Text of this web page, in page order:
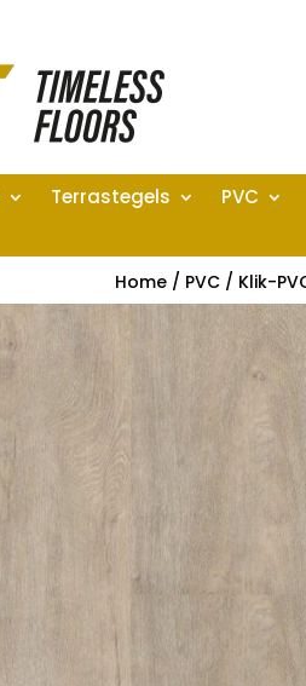
Terrastegels PVC
Home/ PVC/ Klik-